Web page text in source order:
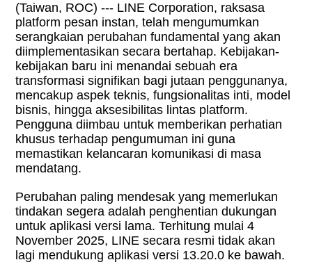
(Taiwan, ROC) --- LINE Corporation, raksasa
platform pesan instan, telah mengumumkan
serangkaian perubahan fundamental yang akan
diimplementasikan secara bertahap. Kebijakan-
kebijakan baru ini menandai sebuah era
transformasi signifikan bagi jutaan penggunanya,
mencakup aspek teknis, fungsionalitas inti, model
bisnis, hingga aksesibilitas lintas platform.
Pengguna diimbau untuk memberikan perhatian
khusus terhadap pengumuman ini guna
memastikan kelancaran komunikasi di masa
mendatang.
Perubahan paling mendesak yang memerlukan
tindakan segera adalah penghentian dukungan
untuk aplikasi versi lama. Terhitung mulai 4
November 2025, LINE secara resmi tidak akan
lagi mendukung aplikasi versi 13.20.0 ke bawah.